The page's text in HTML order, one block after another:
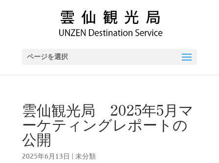
ページを選択
雲仙観光局 2025年5月マ
ーケティングレポートの
公開
2025年6月13日 未分類